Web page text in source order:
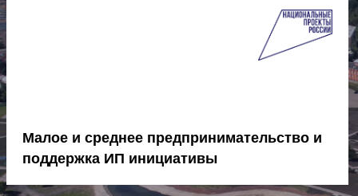
Малое и среднее предпринимательство и
поддержка ИП инициативы